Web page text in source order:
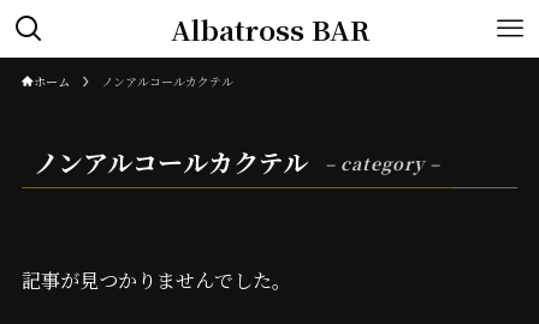
Albatross BAR
ホーム ノンアルコールカクテル
ノンアルコールカクテル – category –
記事が見つかりませんでした。